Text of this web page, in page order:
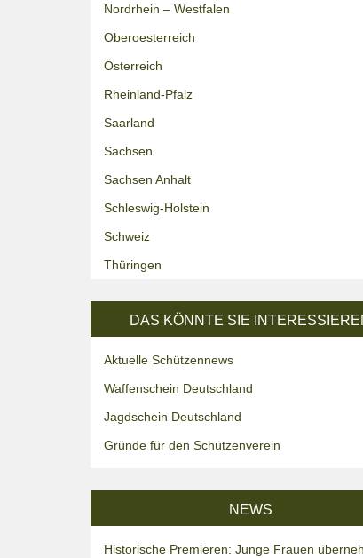
Nordrhein – Westfalen
Oberoesterreich
Österreich
Rheinland-Pfalz
Saarland
Sachsen
Sachsen Anhalt
Schleswig-Holstein
Schweiz
Thüringen
DAS KÖNNTE SIE
Aktuelle Schützennews
Waffenschein Deutschland
Jagdschein Deutschland
Gründe für den Schützenverein
NEWS
Historische Premieren: Junge Frauen